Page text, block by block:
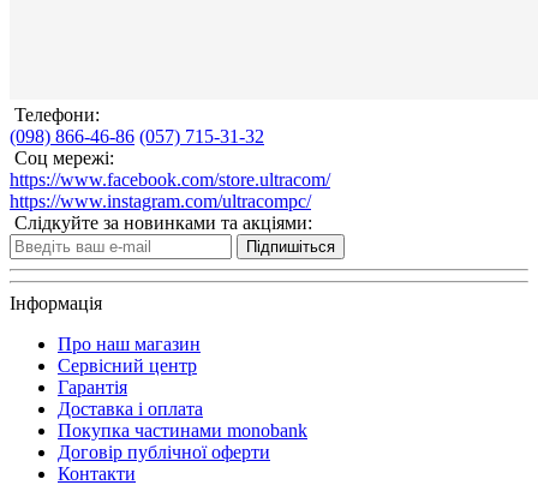
Телефони:
(098) 866-46-86 (057) 715-31-32
Соц мережі:
https://www.facebook.com/store.ultracom/
https://www.instagram.com/ultracompc/
Слідкуйте за новинками та акціями:
Підпишіться
Інформація
Про наш магазин
Сервісний центр
Гарантія
Доставка і оплата
Покупка частинами monobank
Договір публічної оферти
Контакти